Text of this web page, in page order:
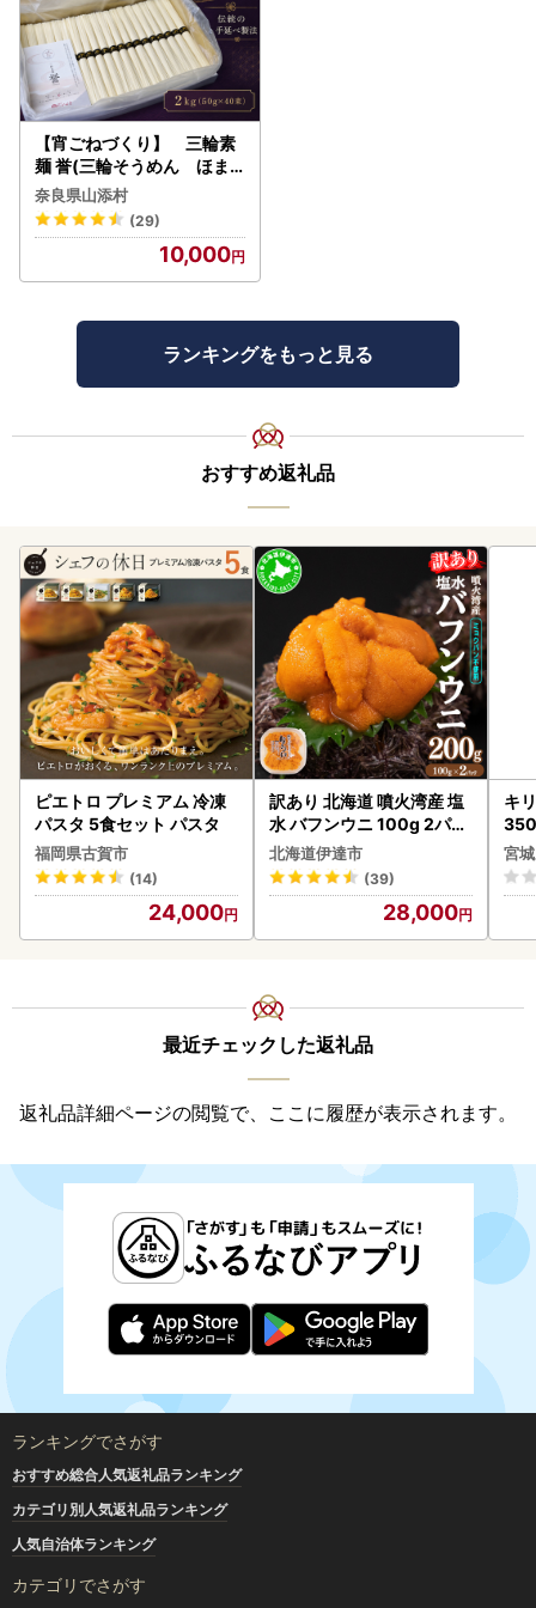
【宵ごねづくり】 三輪素
麺 誉(三輪そうめん ほま
れ) 2kg(50g×40束)
奈良県山添村
(29)
10,000
ランキングをもっと見る
おすすめ返礼品
ピエトロ プレミアム 冷凍
パスタ 5食セット パスタ
福岡県古賀市
(14)
24,000
訳あり 北海道 噴火湾産 塩
水 バフンウニ 100g 2パッ
ク 計200g 《アフター保証
付き》うに ウニ 雲丹 海鮮
海の幸 魚介類 ウニ丼 お寿
司 濃厚 無添加 産地直送 お
取り寄せ 山村水産 送料無
北海道伊達市
(39)
28,000
キ
ー
宮
最近チェックした返礼品
返礼品詳細ページの閲覧で、ここに履歴が表示されます。
ランキングでさがす
おすすめ総合人気返礼品ランキング
カテゴリ別人気返礼品ランキング
人気自治体ランキング
カテゴリでさがす